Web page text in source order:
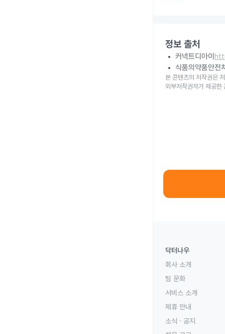
정보 출처
커넥트디아이
식품의약품안전
본 콘텐츠의 저작권은
외부저작권자가 제공한
닥터나우
회사 소개
팀 문화
서비스 소개
제휴 안내
소식 · 공지